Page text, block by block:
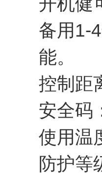
备用1-
能。
控制距
安全码
使用温
防护等